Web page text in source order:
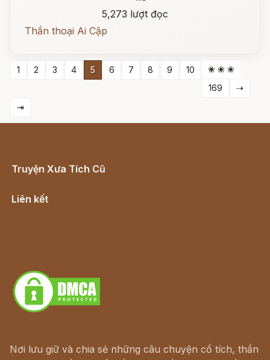
5,273 lượt đọc
Thần thoại Ai Cập
1 2 3 4 5 6 7 8 9 10
❀ ❀ ❀
169
⇢
⇥
Truyện Xưa Tích Cũ
Liên kết
Nơi lưu giữ và chia sẻ những câu chuyện cổ tích, thần